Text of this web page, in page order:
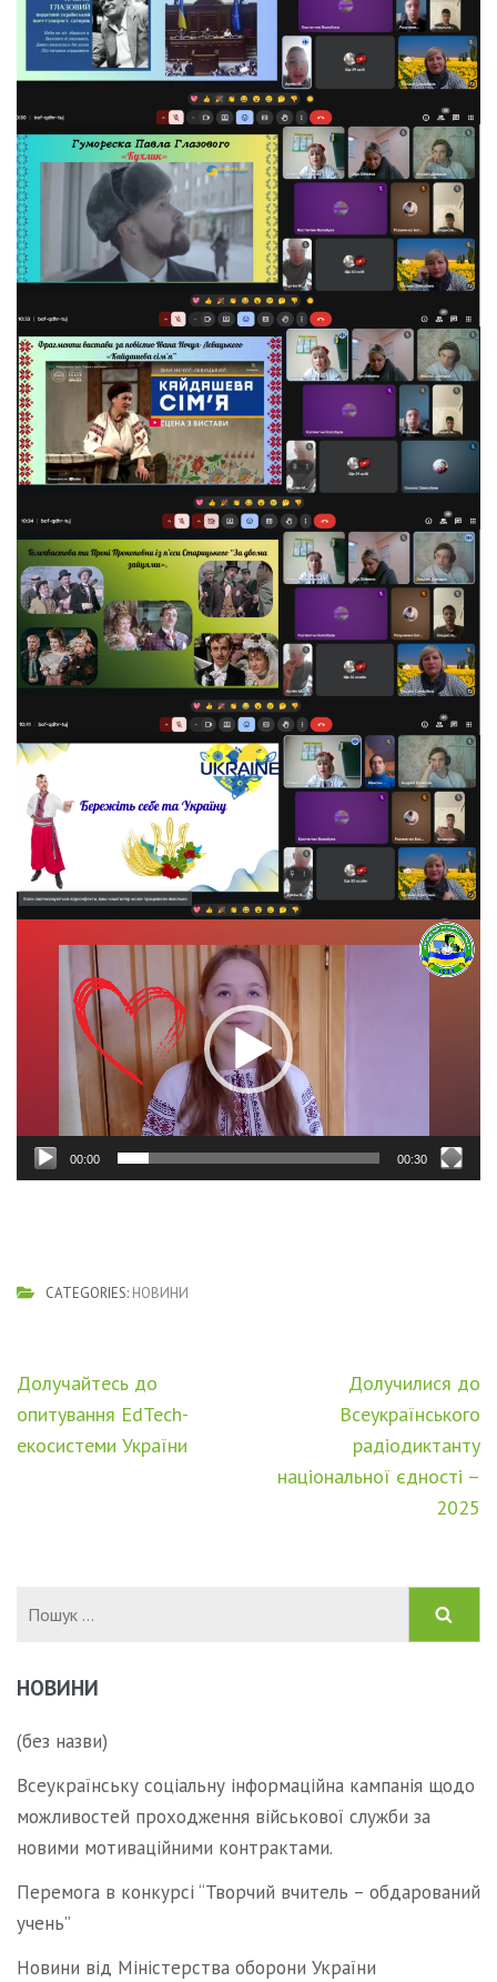
00:00 00:30
CATEGORIES: НОВИНИ
Навігація
записів
Долучайтесь до
опитування EdTech-
екосистеми України
Долучилися до
Всеукраїнського
радіодиктанту
національної єдності –
2025
НОВИНИ
(без назви)
Всеукраїнську соціальну інформаційна кампанія щодо
можливостей проходження військової служби за
новими мотиваційними контрактами.
Перемога в конкурсі “Творчий вчитель – обдарований
учень”
Новини від Міністерства оборони України